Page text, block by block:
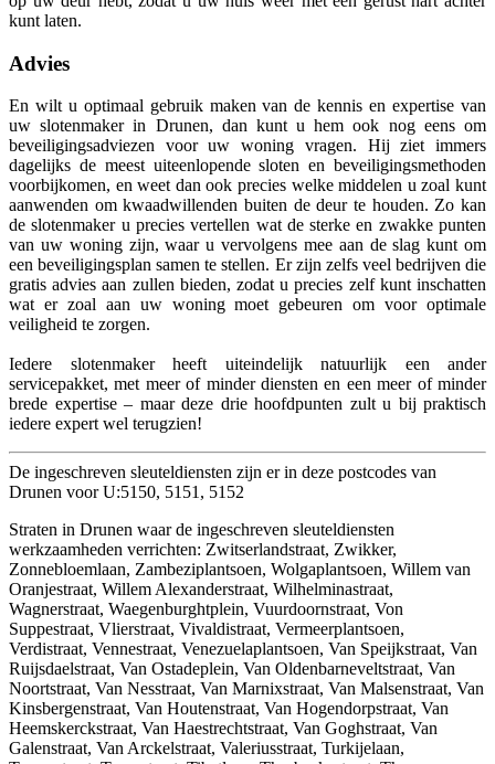
kunt laten.
Advies
En wilt u optimaal gebruik maken van de kennis en expertise van
uw slotenmaker in Drunen, dan kunt u hem ook nog eens om
beveiligingsadviezen voor uw woning vragen. Hij ziet immers
dagelijks de meest uiteenlopende sloten en beveiligingsmethoden
voorbijkomen, en weet dan ook precies welke middelen u zoal kunt
aanwenden om kwaadwillenden buiten de deur te houden. Zo kan
de slotenmaker u precies vertellen wat de sterke en zwakke punten
van uw woning zijn, waar u vervolgens mee aan de slag kunt om
een beveiligingsplan samen te stellen. Er zijn zelfs veel bedrijven die
gratis advies aan zullen bieden, zodat u precies zelf kunt inschatten
wat er zoal aan uw woning moet gebeuren om voor optimale
veiligheid te zorgen.
Iedere slotenmaker heeft uiteindelijk natuurlijk een ander
servicepakket, met meer of minder diensten en een meer of minder
brede expertise – maar deze drie hoofdpunten zult u bij praktisch
iedere expert wel terugzien!
De ingeschreven sleuteldiensten zijn er in deze postcodes van
Drunen voor U:5150, 5151, 5152
Straten in Drunen waar de ingeschreven sleuteldiensten
werkzaamheden verrichten: Zwitserlandstraat, Zwikker,
Zonnebloemlaan, Zambeziplantsoen, Wolgaplantsoen, Willem van
Oranjestraat, Willem Alexanderstraat, Wilhelminastraat,
Wagnerstraat, Waegenburghtplein, Vuurdoornstraat, Von
Suppestraat, Vlierstraat, Vivaldistraat, Vermeerplantsoen,
Verdistraat, Vennestraat, Venezuelaplantsoen, Van Speijkstraat, Van
Ruijsdaelstraat, Van Ostadeplein, Van Oldenbarneveltstraat, Van
Noortstraat, Van Nesstraat, Van Marnixstraat, Van Malsenstraat, Van
Kinsbergenstraat, Van Houtenstraat, Van Hogendorpstraat, Van
Heemskerckstraat, Van Haestrechtstraat, Van Goghstraat, Van
Galenstraat, Van Arckelstraat, Valeriusstraat, Turkijelaan,